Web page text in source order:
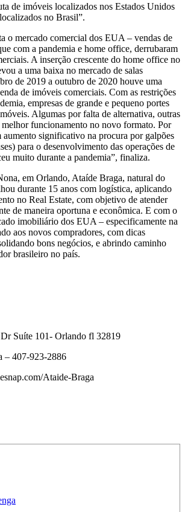
de imóveis localizados nos Estados Unidos
no Brasil”.
o mercado comercial dos EUA – vendas de
com a pandemia e home office, derrubaram
A inserção crescente do home office no
a uma baixa no mercado de salas
de 2019 a outubro de 2020 houve uma
de imóveis comerciais. Com as restrições
empresas de grande e pequeno portes
Algumas por falta de alternativa, outras
melhor funcionamento no novo formato. Por
significativo na procura por galpões
para o desenvolvimento das operações de
muito durante a pandemia”, finaliza.
em Orlando, Ataíde Braga, natural do
durante 15 anos com logística, aplicando
no Real Estate, com objetivo de atender
de maneira oportuna e econômica. E com o
imobiliário dos EUA – especificamente na
aos novos compradores, com dicas
bons negócios, e abrindo caminho
brasileiro no país.
Suíte 101- Orlando fl 32819
– 407-923-2886
Ataide-Braga